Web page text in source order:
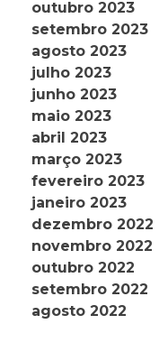
outubro 2023
setembro 2023
agosto 2023
julho 2023
junho 2023
maio 2023
abril 2023
março 2023
fevereiro 2023
janeiro 2023
dezembro 2022
novembro 2022
outubro 2022
setembro 2022
agosto 2022